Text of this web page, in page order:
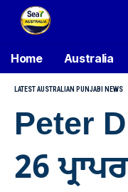
Home Australia
LATEST AUSTRALIAN PUNJABI NEWS
Peter
26